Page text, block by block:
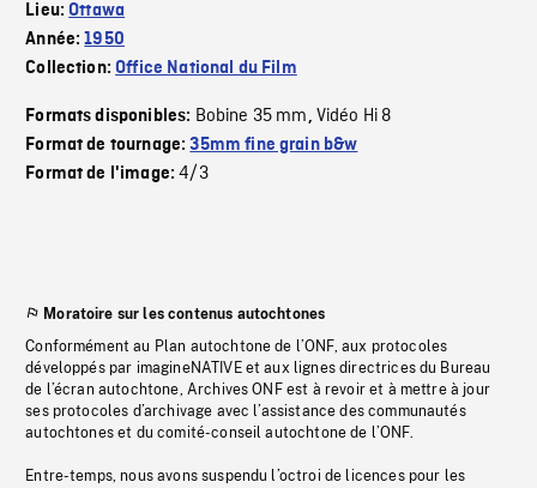
Lieu:Ottawa
Année:1950
Collection:Office National du Film
Formats disponibles: Bobine 35 mm, Vidéo Hi 8
Format de tournage:35mm fine grain b&w
Format de l'image:4/3
Moratoire sur les contenus autochtones
Conformément au Plan autochtone de l’ONF, aux protocoles
développés par imagineNATIVE et aux lignes directrices du Bureau
de l’écran autochtone, Archives ONF est à revoir et à mettre à jour
ses protocoles d’archivage avec l’assistance des communautés
autochtones et du comité-conseil autochtone de l’ONF.
Entre-temps, nous avons suspendu l’octroi de licences pour les